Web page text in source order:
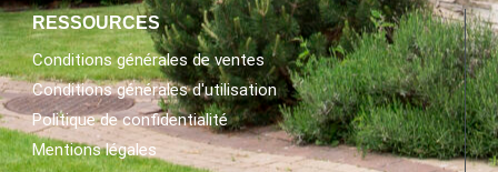
RESSOURCES
Conditions générales de ventes
Conditions générales d'utilisation
Politique de confidentialité
Mentions légales